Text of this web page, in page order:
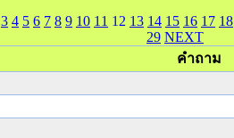
3 4 5 6 7 8 9 10 11 12 13 14 15 16 17 18
29 NEXT
คำถาม